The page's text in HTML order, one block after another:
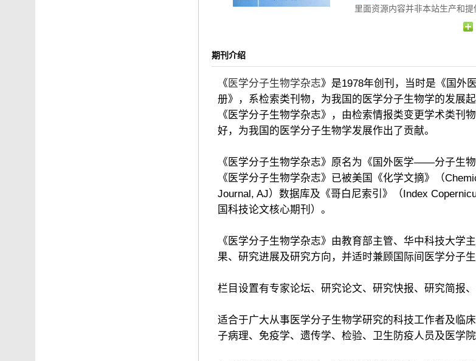
里面资源内容并非本站生产和提
期刊介绍
《 医学分子生物学杂志》是1978年创刊，当时是《国
册》，系检索类刊物，为我国的医学分子生物学的发展
《医学分子生物学杂志》，由检索情报类变更学术类刊
好，为我国的医学分子生物学发展作出了贡献。
《医学分子生物学杂志》原名为《国外医学——分子生
《医学分子生物学杂志》已被美国《化学文摘》（
Journal, AJ）数据库及《哥白尼索引》（Index
国科技论文核心期刊）。
《医学分子生物学杂志》由教育部主管、华中科技大
果、研究进展及研究方向，并适时兼顾国际间医学分子
栏目设置有专家论坛、研究论文、研究快报、研究简报
适合于广大从事医学分子生物学研究的科技工作者及临
子病理、免疫学、遗传学、检验、卫生防疫人员及医学院